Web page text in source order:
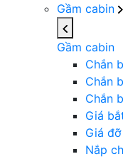
Gầm cabin
Gầm cabin
Chắn
Chắn
Chắn
Giá
Giá
Nắp